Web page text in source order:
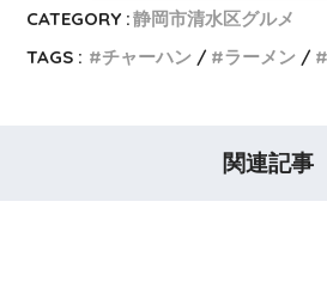
CATEGORY :静岡市清水区グルメ
TAGS :
チャーハン ラーメン
関連記事